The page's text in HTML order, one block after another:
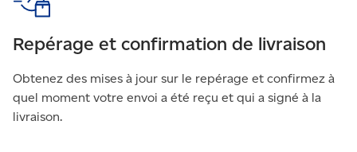
Repérage et confirmation de livraison
Obtenez des mises à jour sur le repérage et confirmez à
quel moment votre envoi a été reçu et qui a signé à la
livraison.